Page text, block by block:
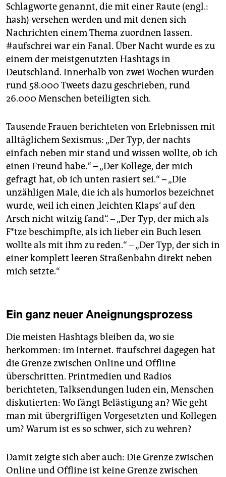
Schlagworte genannt, die mit einer Raute (engl.:
hash) versehen werden und mit denen sich
Nachrichten einem Thema zuordnen lassen.
#aufschrei war ein Fanal. Über Nacht wurde es zu
einem der meistgenutzten Hashtags in
Deutschland. Innerhalb von zwei Wochen wurden
rund 58.000 Tweets dazu geschrieben, rund
26.000 Menschen beteiligten sich.
Tausende Frauen berichteten von Erlebnissen mit
alltäglichem Sexismus: „Der Typ, der nachts
einfach neben mir stand und wissen wollte, ob ich
einen Freund habe.“ – „Der Kollege, der mich
gefragt hat, ob ich unten rasiert sei.“ – „Die
unzähligen Male, die ich als humorlos bezeichnet
wurde, weil ich einen ,leichten Klaps‘ auf den
Arsch nicht witzig fand“. ‒ „Der Typ, der mich als
F*tze beschimpfte, als ich lieber ein Buch lesen
wollte als mit ihm zu reden.“ ‒ „Der Typ, der sich in
einer komplett leeren Straßenbahn direkt neben
mich setzte.“
Ein ganz neuer Aneignungsprozess
Die meisten Hashtags bleiben da, wo sie
herkommen: im Internet. #aufschrei dagegen hat
die Grenze zwischen Online und Offline
überschritten. Printmedien und Radios
berichteten, Talksendungen luden ein, Menschen
diskutierten: Wo fängt Belästigung an? Wie geht
man mit übergriffigen Vorgesetzten und Kollegen
um? Warum ist es so schwer, sich zu wehren?
Damit zeigte sich aber auch: Die Grenze zwischen
Online und Offline ist keine Grenze zwischen